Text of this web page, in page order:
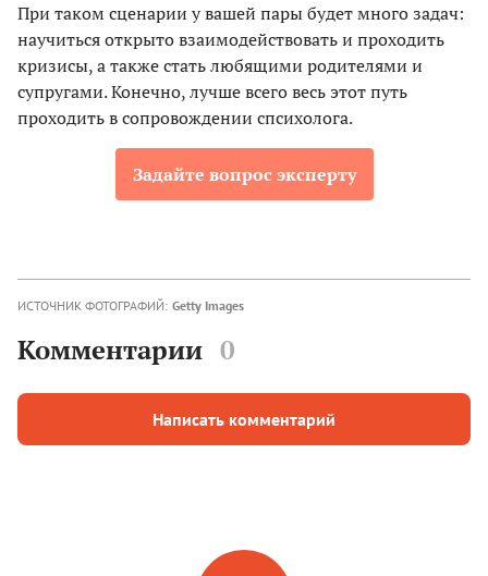
При таком сценарии у вашей пары будет много задач:
научиться открыто взаимодействовать и проходить
кризисы, а также стать любящими родителями и
супругами. Конечно, лучше всего весь этот путь
проходить в сопровождении спсихолога.
Задайте вопрос эксперту
ИСТОЧНИК ФОТОГРАФИЙ: Getty Images
Комментарии 0
Написать комментарий